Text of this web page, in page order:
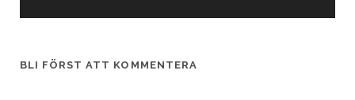
BLI FÖRST ATT KOMMENTERA